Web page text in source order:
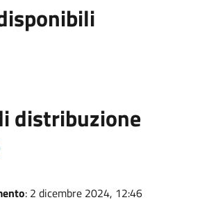
distribuzione
: 2 dicembre 2024, 12:46